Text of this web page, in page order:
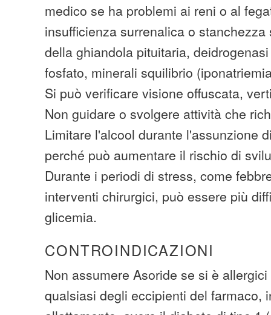
medico se ha problemi ai reni o al
insufficienza surrenalica o
della ghiandola pituitaria,
fosfato, minerali squilibrio
Si può verificare visione offuscata,
Non guidare o svolgere attività che
Limitare l'alcool durante l'assunzione
perché può aumentare il rischio di
Durante i periodi di stress, come
interventi chirurgici, può essere più
glicemia.
CONTROINDICAZIONI
Non assumere Asoride se si è
qualsiasi degli eccipienti del farmaco,